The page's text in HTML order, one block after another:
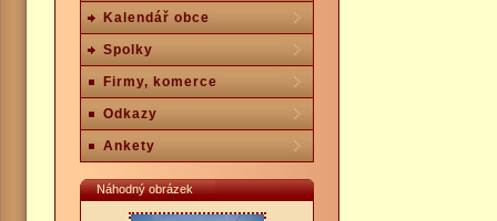
Kalendář obce
Spolky
Firmy, komerce
Odkazy
Ankety
Náhodný obrázek